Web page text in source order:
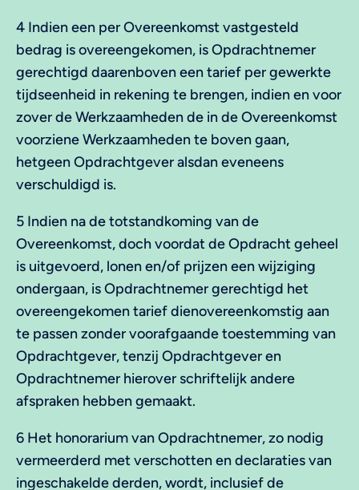
4 Indien een per Overeenkomst vastgesteld
bedrag is overeengekomen, is Opdrachtnemer
gerechtigd daarenboven een tarief per gewerkte
tijdseenheid in rekening te brengen, indien en voor
zover de Werkzaamheden de in de Overeenkomst
voorziene Werkzaamheden te boven gaan,
hetgeen Opdrachtgever alsdan eveneens
verschuldigd is.
5 Indien na de totstandkoming van de
Overeenkomst, doch voordat de Opdracht geheel
is uitgevoerd, lonen en/of prijzen een wijziging
ondergaan, is Opdrachtnemer gerechtigd het
overeengekomen tarief dienovereenkomstig aan
te passen zonder voorafgaande toestemming van
Opdrachtgever, tenzij Opdrachtgever en
Opdrachtnemer hierover schriftelijk andere
afspraken hebben gemaakt.
6 Het honorarium van Opdrachtnemer, zo nodig
vermeerderd met verschotten en declaraties van
ingeschakelde derden, wordt, inclusief de